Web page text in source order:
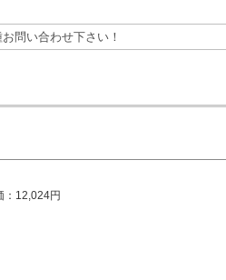
問い合わせ下さい！
：12,024円